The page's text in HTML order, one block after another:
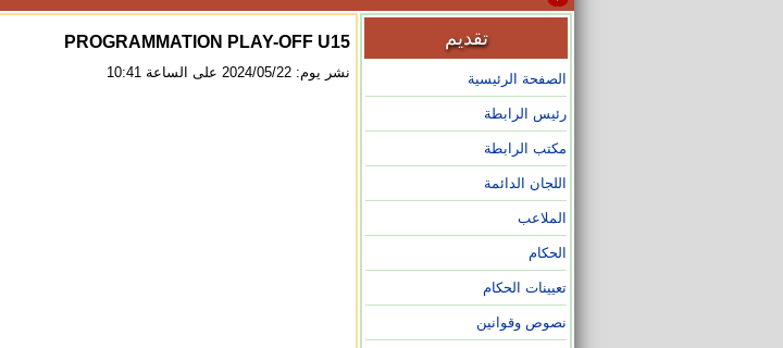
تقديم
الصفحة الرئيسية
رئيس الرابطة
مكتب الرابطة
اللجان الدائمة
الملاعب
الحكام
تعيينات الحكام
نصوص وقوانين
PROGRAMMATION PLAY-OFF U15
نشر يوم: 2024/05/22 على الساعة 10:41